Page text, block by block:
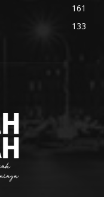
161
133